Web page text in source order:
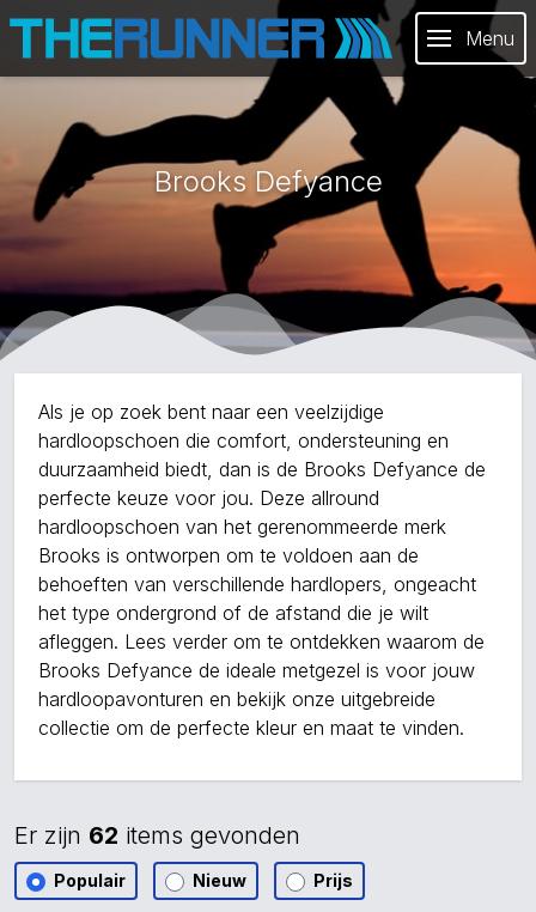
Menu
Brooks Defyance
Als je op zoek bent naar een veelzijdige
hardloopschoen die comfort, ondersteuning en
duurzaamheid biedt, dan is de Brooks Defyance de
perfecte keuze voor jou. Deze allround
hardloopschoen van het gerenommeerde merk
Brooks is ontworpen om te voldoen aan de
behoeften van verschillende hardlopers, ongeacht
het type ondergrond of de afstand die je wilt
afleggen. Lees verder om te ontdekken waarom de
Brooks Defyance de ideale metgezel is voor jouw
hardloopavonturen en bekijk onze uitgebreide
collectie om de perfecte kleur en maat te vinden.
Er zijn 62 items gevonden
Populair Nieuw Prijs